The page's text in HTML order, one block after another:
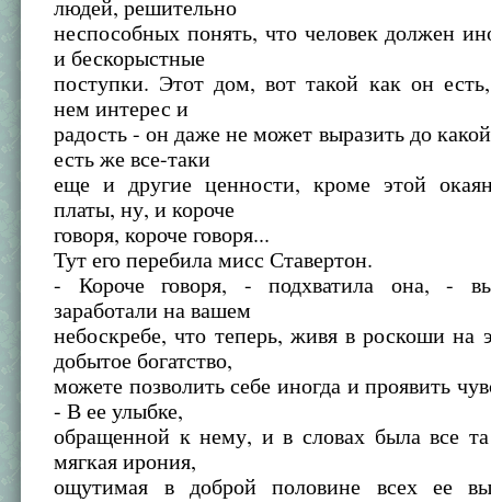
людей, решительно
неспособных понять, что человек должен
и бескорыстные
поступки. Этот дом, вот такой как он
нем интерес и
радость - он даже не может выразить до
есть же все-таки
еще и другие ценности, кроме этой
платы, ну, и короче
говоря, короче говоря...
Тут его перебила мисс Ставертон.
- Короче говоря, - подхватила она, -
заработали на вашем
небоскребе, что теперь, живя в роскоши на
добытое богатство,
можете позволить себе иногда и проявить
- В ее улыбке,
обращенной к нему, и в словах была все
мягкая ирония,
ощутимая в доброй половине всех ее